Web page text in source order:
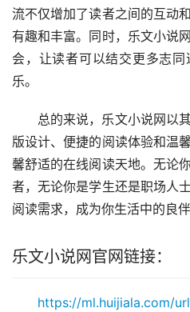
流不仅增加了读者之间的互动
有趣和丰富。同时，乐文小说
会，让读者可以结交更多志
乐。
总的来说，乐文小说网以
版设计、便捷的阅读体验和温
馨舒适的在线阅读天地。无论
者，无论你是学生还是职场人
阅读需求，成为你生活中的良伴
乐文小说网官网链接：
https://ml.huijiala.com/